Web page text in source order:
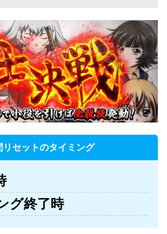
リセットのタイミング
グ終了時